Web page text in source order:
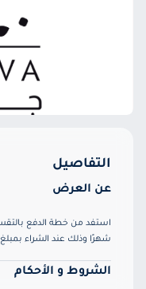
التفاصيل
عن العرض
شهرًا وذلك عند الشراء بمبلغ 1,000 درهم أو أكثر.
الشروط و الأحكام